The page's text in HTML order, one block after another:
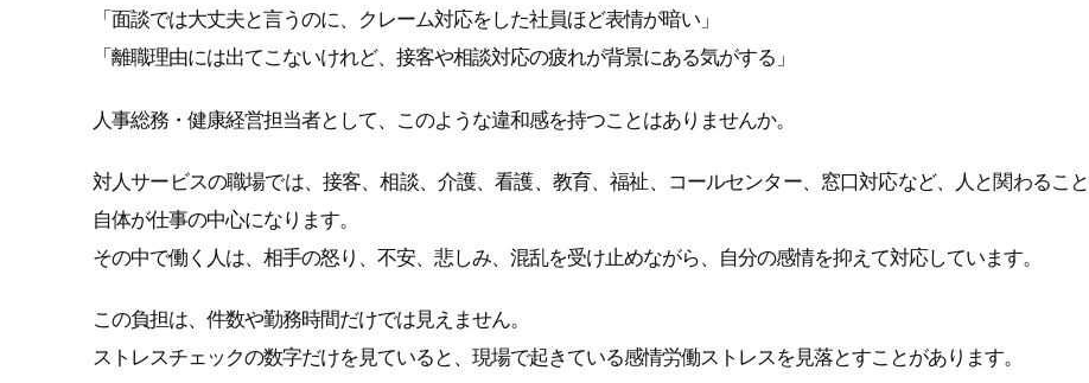
「面談では大丈夫と言うのに、クレーム対応をした社員ほど表情が暗い」
「離職理由には出てこないけれど、接客や相談対応の疲れが背景にある気がする」
人事総務・健康経営担当者として、このような違和感を持つことはありませんか。
対人サービスの職場では、接客、相談、介護、看護、教育、福祉、コールセンター、窓口対応など、人と関わること
自体が仕事の中心になります。
その中で働く人は、相手の怒り、不安、悲しみ、混乱を受け止めながら、自分の感情を抑えて対応しています。
この負担は、件数や勤務時間だけでは見えません。
ストレスチェックの数字だけを見ていると、現場で起きている感情労働ストレスを見落とすことがあります。